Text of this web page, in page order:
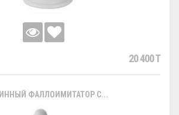
20 400 T
ФАЛЛОИМИТАТОР С...